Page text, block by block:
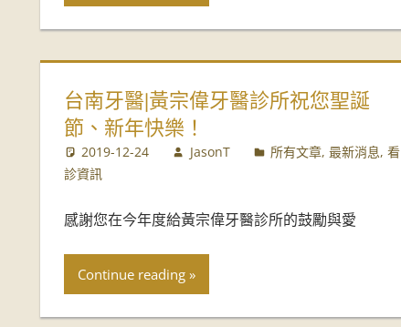
台南牙醫|黃宗偉牙醫診所祝您聖誕
節、新年快樂！
2019-12-24 JasonT 所有文章,最新消息,看
診資訊
感謝您在今年度給黃宗偉牙醫診所的鼓勵與愛
Continue reading